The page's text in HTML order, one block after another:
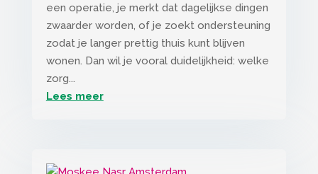
een operatie, je merkt dat dagelijkse dingen
zwaarder worden, of je zoekt ondersteuning
zodat je langer prettig thuis kunt blijven
wonen. Dan wil je vooral duidelijkheid: welke
zorg...
Lees meer